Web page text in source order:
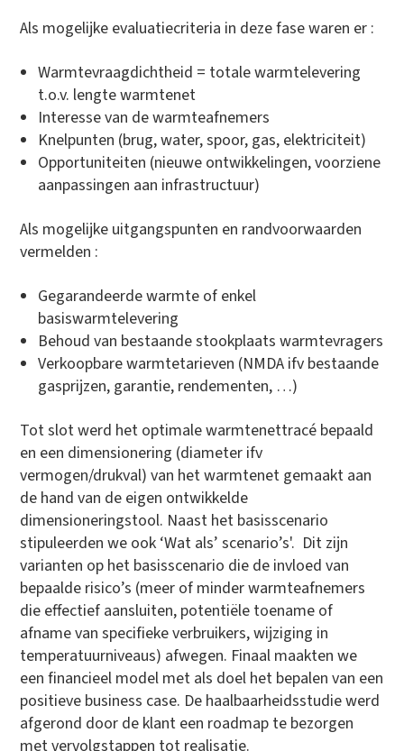
Als mogelijke evaluatiecriteria in deze fase waren er :
Warmtevraagdichtheid = totale warmtelevering
t.o.v. lengte warmtenet
Interesse van de warmteafnemers
Knelpunten (brug, water, spoor, gas, elektriciteit)
Opportuniteiten (nieuwe ontwikkelingen, voorziene
aanpassingen aan infrastructuur)
Als mogelijke uitgangspunten en randvoorwaarden
vermelden :
Gegarandeerde warmte of enkel
basiswarmtelevering
Behoud van bestaande stookplaats warmtevragers
Verkoopbare warmtetarieven (NMDA ifv bestaande
gasprijzen, garantie, rendementen, …)
Tot slot werd het optimale warmtenettracé bepaald
en een dimensionering (diameter ifv
vermogen/drukval) van het warmtenet gemaakt aan
de hand van de eigen ontwikkelde
dimensioneringstool. Naast het basisscenario
stipuleerden we ook ‘Wat als’ scenario’s'. Dit zijn
varianten op het basisscenario die de invloed van
bepaalde risico’s (meer of minder warmteafnemers
die effectief aansluiten, potentiële toename of
afname van specifieke verbruikers, wijziging in
temperatuurniveaus) afwegen. Finaal maakten we
een financieel model met als doel het bepalen van een
positieve business case. De haalbaarheidsstudie werd
afgerond door de klant een roadmap te bezorgen
met vervolgstappen tot realisatie.